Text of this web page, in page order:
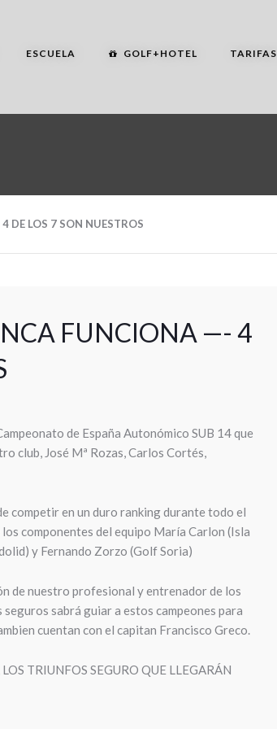
ESCUELA GOLF+HOTEL TARIFAS
DE LOS 7 SON NUESTROS
FUNCIONA —- 4
de España Autonómico SUB 14 que
club, José Mª Rozas, Carlos Cortés,
competir en un duro ranking durante todo el
componentes del equipo María Carlon (Isla
y Fernando Zorzo (Golf Soria)
de nuestro profesional y entrenador de los
sabrá guiar a estos campeones para
cuentan con el capitan Francisco Greco.
TRIUNFOS SEGURO QUE LLEGARÁN